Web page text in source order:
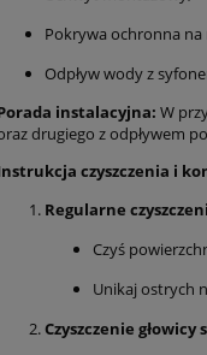
Pokrywa ochronna na
Odpływ wody z
instalacyjna: W
drugiego z odpływem
czyszczenia i
Regularne
Czyś
Unikaj ostrych
Czyszczenie głowicy